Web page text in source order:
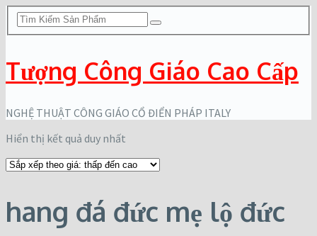
Tượng Công Giáo Cao Cấp
NGHỆ THUẬT CÔNG GIÁO CỔ ĐIỂN PHÁP ITALY
Hiển thị kết quả duy nhất
hang đá đức mẹ lộ đức